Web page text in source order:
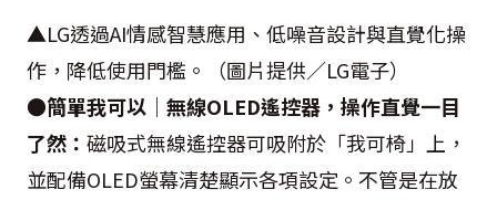
▲LG透過AI情感智慧應用、低噪音設計與直覺化操
作，降低使用門檻。（圖片提供／LG電子）
●簡單我可以｜無線OLED遙控器，操作直覺一目
了然： 磁吸式無線遙控器可吸附於「我可椅」上，
並配備OLED螢幕清楚顯示各項設定。不管是在放